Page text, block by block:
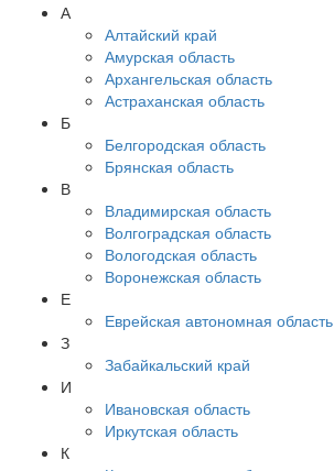
А
Алтайский край
Амурская область
Архангельская область
Астраханская область
Б
Белгородская область
Брянская область
В
Владимирская область
Волгоградская область
Вологодская область
Воронежская область
Е
Еврейская автономная область
З
Забайкальский край
И
Ивановская область
Иркутская область
К